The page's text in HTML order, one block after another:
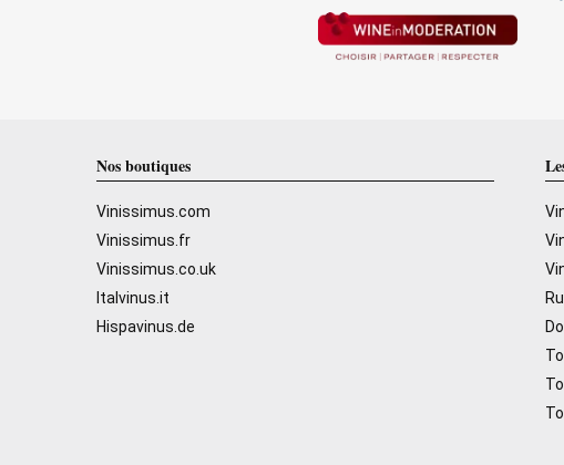
Nos boutiques
Vinissimus.com
Vinissimus.fr
Vinissimus.co.uk
Italvinus.it
Hispavinus.de